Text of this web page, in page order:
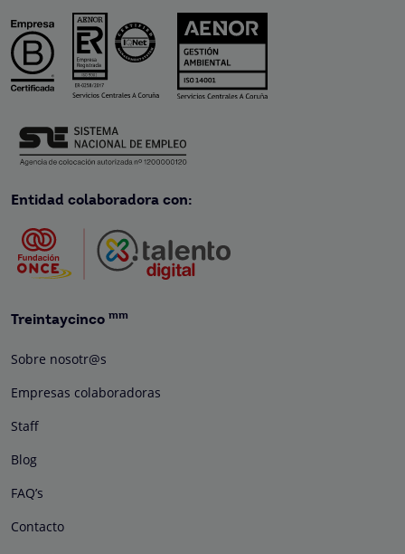
Entidad colaboradora con:
Treintaycinco mm
Sobre nosotr@s
Empresas colaboradoras
Staff
Blog
FAQ’s
Contacto